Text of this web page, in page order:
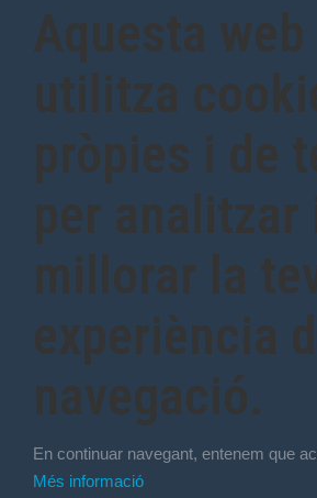
Aquesta web
utilitza
pròpies i de
per analitzar
millorar la
experiència
navegació.
En continuar navegant, entenem que
Més informació